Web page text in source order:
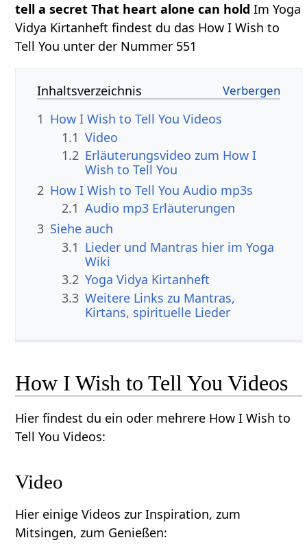
tell a secret That heart alone can hold Im Yoga
Vidya Kirtanheft findest du das How I Wish to
Tell You unter der Nummer 551
Inhaltsverzeichnis
1 How I Wish to Tell You Videos
1.1 Video
1.2 Erläuterungsvideo zum How I
Wish to Tell You
2 How I Wish to Tell You Audio mp3s
2.1 Audio mp3 Erläuterungen
3 Siehe auch
3.1 Lieder und Mantras hier im Yoga
Wiki
3.2 Yoga Vidya Kirtanheft
3.3 Weitere Links zu Mantras,
Kirtans, spirituelle Lieder
How I Wish to Tell You Videos
Hier findest du ein oder mehrere How I Wish to
Tell You Videos:
Video
Hier einige Videos zur Inspiration, zum
Mitsingen, zum Genießen: